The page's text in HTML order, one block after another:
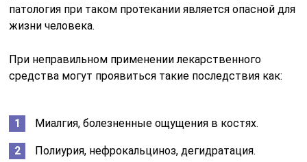
патология при таком протекании является опасной для
жизни человека.
При неправильном применении лекарственного
средства могут проявиться такие последствия как:
Миалгия, болезненные ощущения в костях.
Полиурия, нефрокальциноз, дегидратация.